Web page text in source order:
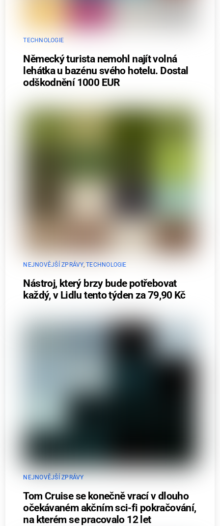
TECHNOLOGIE
Německý turista nemohl najít volná
lehátka u bazénu svého hotelu. Dostal
odškodnění 1000 EUR
NEJNOVĚJŠÍ ZPRÁVY,TECHNOLOGIE
Nástroj, který brzy bude potřebovat
každý, v Lidlu tento týden za 79,90 Kč
NEJNOVĚJŠÍ ZPRÁVY
Tom Cruise se konečně vrací v dlouho
očekávaném akčním sci-fi pokračování,
na kterém se pracovalo 12 let